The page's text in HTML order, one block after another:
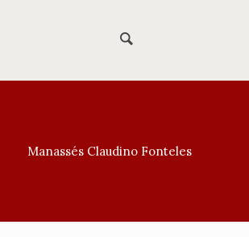
Manassés Claudino Fonteles